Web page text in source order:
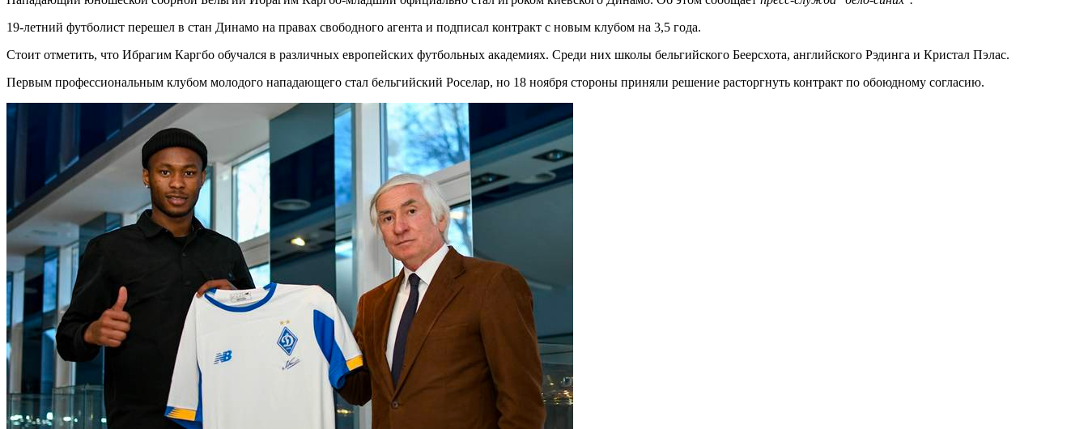
19-летний футболист перешел в стан Динамо на правах свободного агента и подписал контракт с новым клубом на 3,5 года.
Стоит отметить, что Ибрагим Каргбо обучался в различных европейских футбольных академиях. Среди них школы бельгийского Беерсхота, английского Рэдинга и Кристал Пэлас.
Первым профессиональным клубом молодого нападающего стал бельгийский Роселар, но 18 ноября стороны приняли решение расторгнуть контракт по обоюдному согласию.